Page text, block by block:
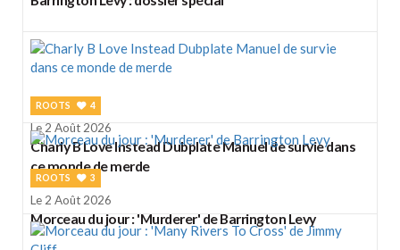
ROOTS 4
Le 2 Août 2026
Charly B Love Instead Dubplate Manuel de survie dans
ce monde de merde
ROOTS 3
Le 2 Août 2026
Morceau du jour : 'Murderer' de Barrington Levy